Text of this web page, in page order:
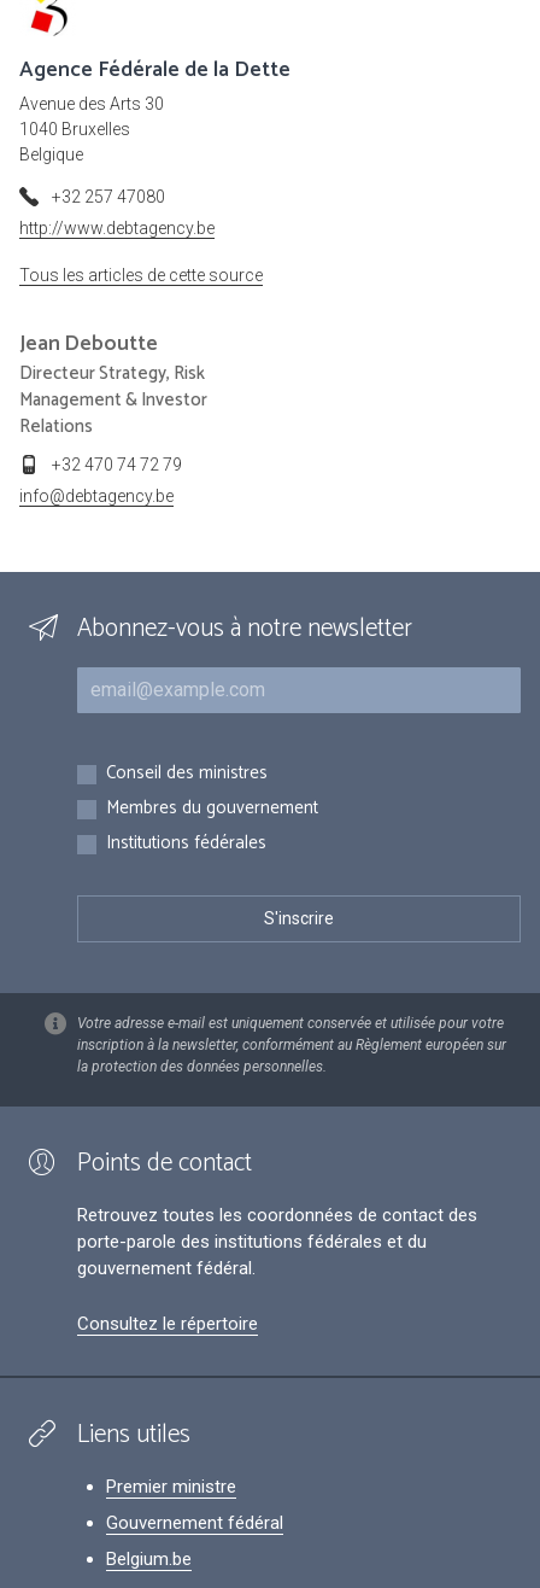
Agence Fédérale de la Dette
Avenue des Arts 30
1040 Bruxelles
Belgique
+32 257 47080
http://www.debtagency.be
Tous les articles de cette source
Jean Deboutte
Directeur Strategy, Risk
Management & Investor
Relations
+32 470 74 72 79
info@debtagency.be
Abonnez-vous à notre newsletter
Courriel
Inscriptions
Conseil des ministres
Membres du gouvernement
Institutions fédérales
Votre adresse e-mail est uniquement conservée et utilisée pour votre
inscription à la newsletter, conformément au Règlement européen sur
la protection des données personnelles.
Points de contact
Retrouvez toutes les coordonnées de contact des
porte-parole des institutions fédérales et du
gouvernement fédéral.
Consultez le répertoire
Liens utiles
Premier ministre
Gouvernement fédéral
Belgium.be